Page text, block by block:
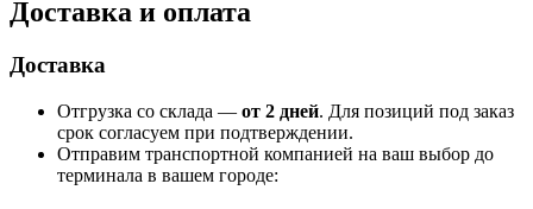
Доставка и оплата
Доставка
Отгрузка со склада — от 2 дней. Для позиций под заказ
срок согласуем при подтверждении.
Отправим транспортной компанией на ваш выбор до
терминала в вашем городе: